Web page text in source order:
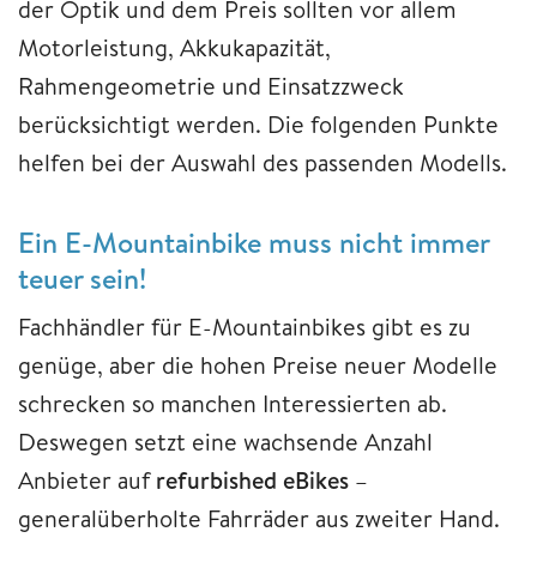
der Optik und dem Preis sollten vor allem
Motorleistung, Akkukapazität,
Rahmengeometrie und Einsatzzweck
berücksichtigt werden. Die folgenden Punkte
helfen bei der Auswahl des passenden Modells.
Ein E-Mountainbike muss nicht immer
teuer sein!
Fachhändler für E-Mountainbikes gibt es zu
genüge, aber die hohen Preise neuer Modelle
schrecken so manchen Interessierten ab.
Deswegen setzt eine wachsende Anzahl
Anbieter aufrefurbished eBikes –
generalüberholte Fahrräder aus zweiter Hand.